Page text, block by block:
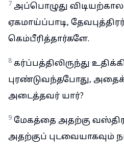
7 அப்பொழுது
ஏகமாய்ப்பாடி,
கெம்பீரித்தார்களே.
8 கர்ப்பத்திலிருந்து
புரண்டுவந்தபோது,
அடைத்தவர் யார்?
9 மேகத்தை அதற்கு
அதற்குப் புடவையாகவும்